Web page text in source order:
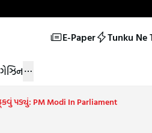
E-Paper Tunku Ne
પડ્યું: PM Modi In Parliament